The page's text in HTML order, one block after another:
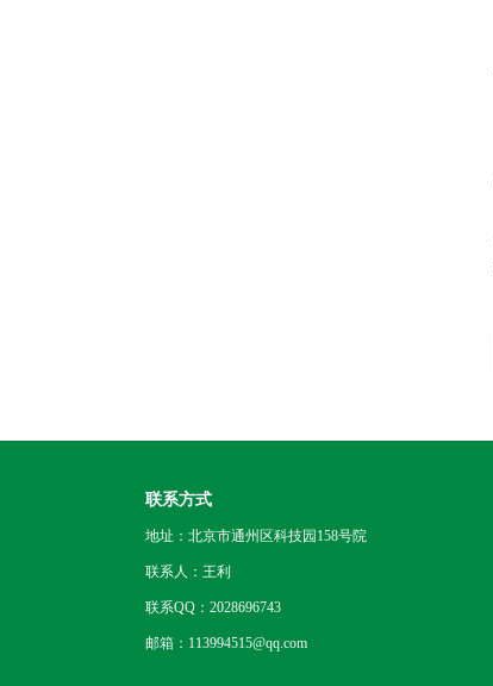
联系方式
地址：北京市通州区科技园158号院
联系人：王利
联系QQ：2028696743
邮箱：113994515@qq.com